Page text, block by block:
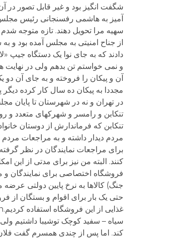
آمیز به هاشمی رفسنجانی رئیس مجلس
سهیه مرا تحویل دهند. تازه متوجه
از جناح امنیتی به مجلس آمده بود
دادند که به جای نوا یک دستگاه جیپ
و نمی خواستم تن بدهم ولی در نهایت
در تهران و نه در شهرستان تا پایان
تنکابن و رامسر و شهرکهای متعدد و
تنکابن که فرماندارش از دوستان
برای مراجعات نمایندگان در نظر
فروشگاه اختصاصی برای نمایندگان
جنگ) کالاها به نرخ پایین دولتی
حتی یک بار برای اقوام و بستگان از
سیاه – سفید کوچک توشیبا داشتیم
کند. اما پس از چندی همسرم گفت